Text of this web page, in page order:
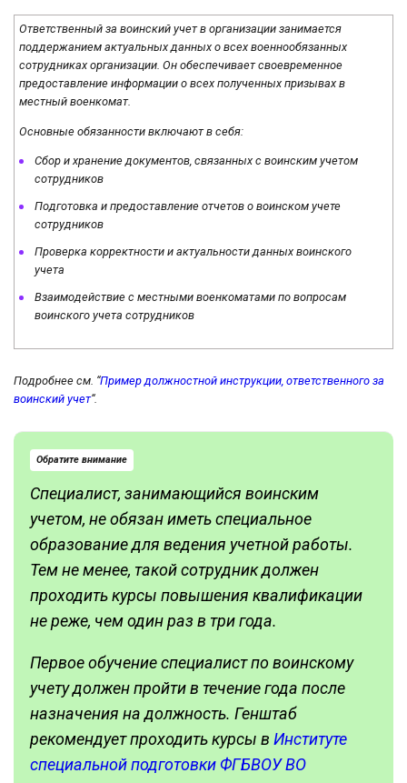
Ответственный за воинский учет в организации занимается
поддержанием актуальных данных о всех военнообязанных
сотрудниках организации. Он обеспечивает своевременное
предоставление информации о всех полученных призывах в
местный военкомат.
Основные обязанности включают в себя:
Сбор и хранение документов, связанных с воинским учетом
сотрудников
Подготовка и предоставление отчетов о воинском учете
сотрудников
Проверка корректности и актуальности данных воинского
учета
Взаимодействие с местными военкоматами по вопросам
воинского учета сотрудников
Подробнее см. “Пример должностной инструкции, ответственного за
воинский учет“.
Обратите внимание
Специалист, занимающийся воинским
учетом, не обязан иметь специальное
образование для ведения учетной работы.
Тем не менее, такой сотрудник должен
проходить курсы повышения квалификации
не реже, чем один раз в три года.
Первое обучение специалист по воинскому
учету должен пройти в течение года после
назначения на должность. Генштаб
рекомендует проходить курсы в Институте
специальной подготовки ФГБВОУ ВО